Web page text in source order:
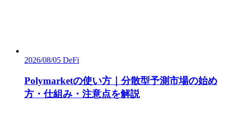
2026/08/05 DeFi
Polymarketの使い方｜分散型予測市場の始め
方・仕組み・注意点を解説